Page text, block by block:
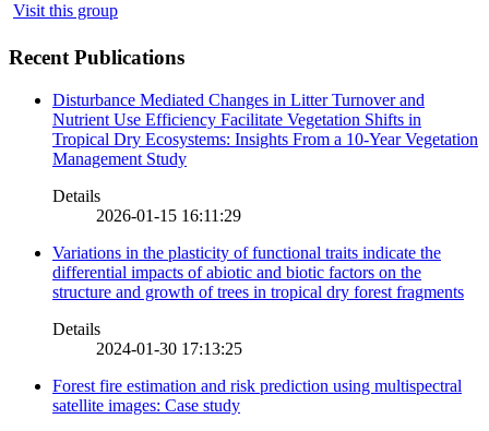
Visit this group
Recent Publications
Disturbance Mediated Changes in Litter Turnover and
Nutrient Use Efficiency Facilitate Vegetation Shifts in
Tropical Dry Ecosystems: Insights From a 10-Year Vegetation
Management Study
Details
2026-01-15 16:11:29
Variations in the plasticity of functional traits indicate the
differential impacts of abiotic and biotic factors on the
structure and growth of trees in tropical dry forest fragments
Details
2024-01-30 17:13:25
Forest fire estimation and risk prediction using multispectral
satellite images: Case study